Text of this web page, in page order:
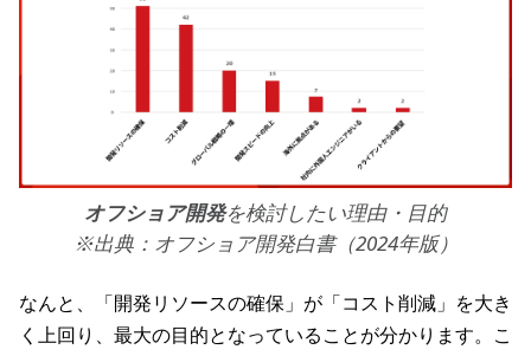
オフショア開発を検討したい理由・目的
※出典：オフショア開発白書（2024年版）
なんと、「開発リソースの確保」が「コスト削減」を大き
く上回り、最大の目的となっていることが分かります。こ